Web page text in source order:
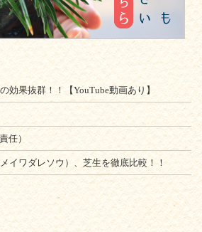
効果抜群！！【YouTube動画あり】
任）
イワダレソウ）、芝生を徹底比較！！